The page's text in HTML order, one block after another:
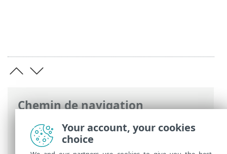
Chemin de navigation
Aide en ligne ESET>ESET Server Security
Configuration avancée
Your account, your cookies
choice